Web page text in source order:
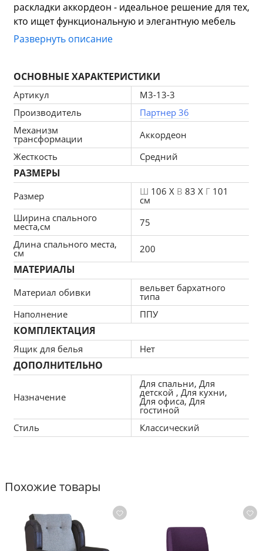
раскладки аккордеон - идеальное решение для тех,
кто ищет функциональную и элегантную мебель
для своего дома или офиса. Изысканность креслу
Особенностью модели являются функциональные
подлокотники-полки, выполненные из ЛДСП цвета
темного Венге, размером 57 × 14 см. Кресло-
кровать «Барон №3» со встроенными полками в
подлокотниках позволяет хранить все
необходимое в одном месте, например: пульт от
телевизора, наушники, зарядное устройство.
Характеристика:
Ш/В/Г: 106х 83 х 101 см
Механизм: аккордеон (металлокаркас)
Наполнитель: высокоэластичный ППУ
Наличие бельевого ящика: нет
Материал каркаса: металл, брус сосны, ДСП,
фанера
Развернуть описание
ОСНОВНЫЕ ХАРАКТЕРИСТИКИ
Артикул
M3-13-3
Производитель
Партнер 36
Механизм
трансформации
Аккордеон
Жесткость
Средний
РАЗМЕРЫ
Размер Ш 106 X В 83 X Г 101
см
Ширина спального
места,см
75
Длина спального места,
см 200
МАТЕРИАЛЫ
Материал обивки вельвет бархатного
типа
Наполнение
ППУ
КОМПЛЕКТАЦИЯ
Ящик для белья Нет
ДОПОЛНИТЕЛЬНО
Назначение
Для спальни, Для
детской , Для кухни,
Для офиса, Для
гостиной
Стиль
Классический
Похожие товары